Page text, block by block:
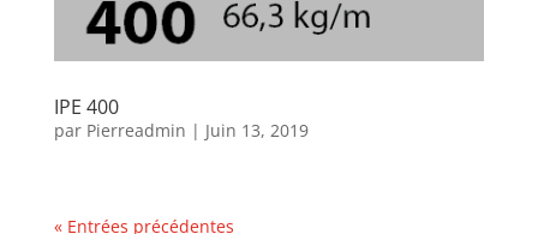
IPE 400
par Pierreadmin | Juin 13, 2019
« Entrées précédentes